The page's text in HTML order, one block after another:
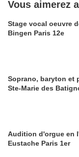
Vous aimerez
Stage vocal oeuvre
Bingen Paris 12e
Soprano, baryton et
Ste-Marie des
Audition d'orgue en
Eustache Paris 1er